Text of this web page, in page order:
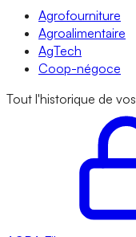
Agrofourniture
Agroalimentaire
AgTech
Coop-négoce
Tout l'historique de